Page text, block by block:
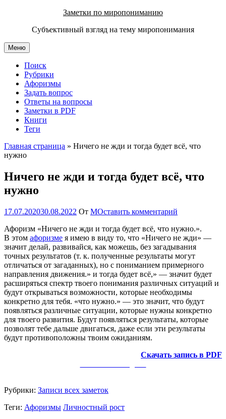
содержимому
Заметки по миропониманию
Субъективный взгляд на тему миропонимания
Меню
Поиск
Рубрики
Афоризмы
Задать вопрос
Ответы на вопросы
Заметки в PDF
Книги
Теги
Главная страница » Ничего не жди и тогда будет всё, что
нужно
Ничего не жди и тогда будет всё, что
нужно
17.07.202030.08.2022 От МОставить комментарий
Афоризм «Ничего не жди и тогда будет всё, что нужно.».
В этом афоризме я имею в виду то, что «Ничего не жди» —
значит делай, развивайся, как можешь, без загадывания
точных результатов (т. к. полученные результаты могут
отличаться от загаданных), но с пониманием примерного
направления движения.» и тогда будет всё,» — значит будет
расширяться спектр твоего понимания различных ситуаций и
будут открываться возможности, которые необходимы
конкретно для тебя. «что нужно.» — это значит, что будут
появляться различные ситуации, которые нужны конкретно
для твоего развития. Будут появляться результаты, которые
позволят тебе дальше двигаться, даже если эти результаты
будут противоположны твоим ожиданиям.
Скачать запись в PDF
Рубрики: Записи всех заметок
Теги: Афоризмы Личностный рост